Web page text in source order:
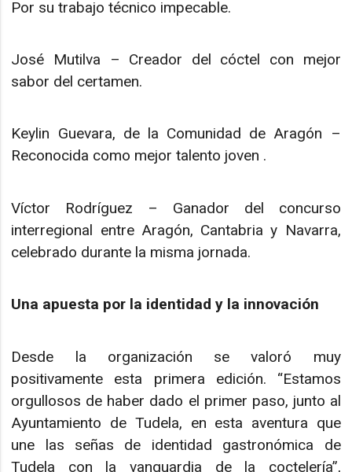
Por su trabajo técnico impecable.
José Mutilva – Creador del cóctel con mejor
sabor del certamen.
Keylin Guevara, de la Comunidad de Aragón –
Reconocida como mejor talento joven .
Víctor Rodríguez – Ganador del concurso
interregional entre Aragón, Cantabria y Navarra,
celebrado durante la misma jornada.
Una apuesta por la identidad y la innovación
Desde la organización se valoró muy
positivamente esta primera edición. “Estamos
orgullosos de haber dado el primer paso, junto al
Ayuntamiento de Tudela, en esta aventura que
une las señas de identidad gastronómica de
Tudela con la vanguardia de la coctelería”,